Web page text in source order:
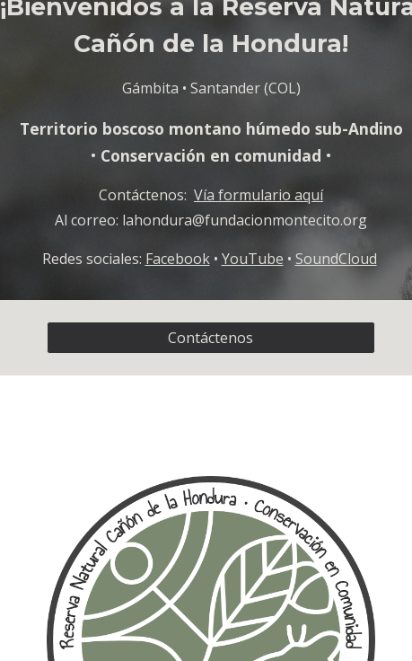
¡Bienvenidos a la Reserva
Cañón de la Hondura!
Gámbita • Santander (COL)
Territorio boscoso montano húmedo sub-Andino
• Conservación en comunidad •
Contáctenos: Vía formulario aquí
Al correo: lahondura@fundacionmontecito.org
Redes sociales: Facebook• YouTube • SoundCloud
Contáctenos